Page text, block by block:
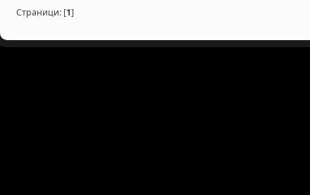
Страници: [1]